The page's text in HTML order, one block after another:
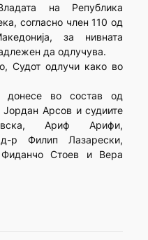
на Република
согласно член 110 од
за нивната
да одлучува.
Судот одлучи како во
во состав од
Арсов и судиите
Ариф Арифи,
р Филип Лазарески,
Стоев и Вера